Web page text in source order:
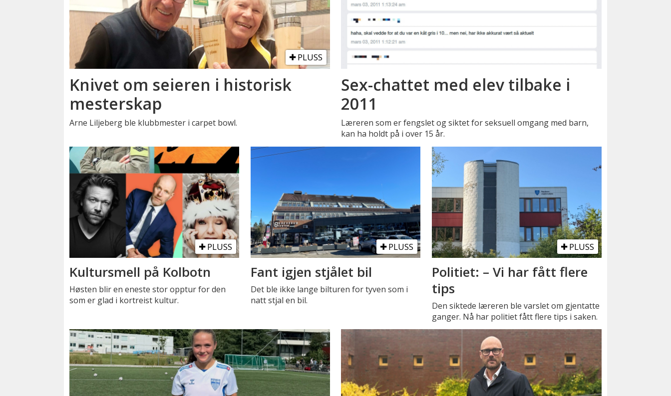
PLUSS
Knivet om seieren i historisk
mesterskap
Arne Liljeberg ble klubbmester i carpet bowl.
Sex-chattet med elev tilbake i
2011
Læreren som er fengslet og siktet for seksuell omgang med barn,
kan ha holdt på i over 15 år.
PLUSS
Kultursmell på Kolbotn
Høsten blir en eneste stor opptur for den
som er glad i kortreist kultur.
PLUSS
Fant igjen stjålet bil
Det ble ikke lange bilturen for tyven som i
natt stjal en bil.
PLUSS
Politiet: – Vi har fått flere
tips
Den siktede læreren ble varslet om gjentatte
ganger. Nå har politiet fått flere tips i saken.